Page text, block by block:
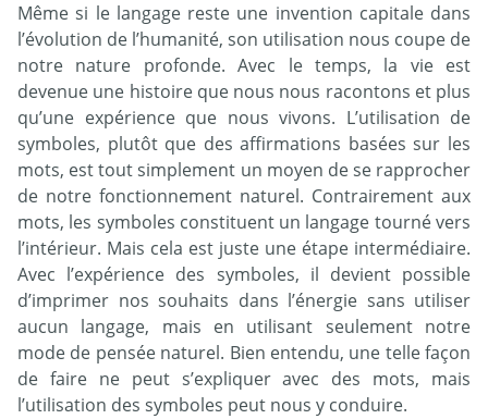
Même si le langage reste une invention capitale dans
l’évolution de l’humanité, son utilisation nous coupe de
notre nature profonde. Avec le temps, la vie est
devenue une histoire que nous nous racontons et plus
qu’une expérience que nous vivons. L’utilisation de
symboles, plutôt que des affirmations basées sur les
mots, est tout simplement un moyen de se rapprocher
de notre fonctionnement naturel. Contrairement aux
mots, les symboles constituent un langage tourné vers
l’intérieur. Mais cela est juste une étape intermédiaire.
Avec l’expérience des symboles, il devient possible
d’imprimer nos souhaits dans l’énergie sans utiliser
aucun langage, mais en utilisant seulement notre
mode de pensée naturel. Bien entendu, une telle façon
de faire ne peut s’expliquer avec des mots, mais
l’utilisation des symboles peut nous y conduire.